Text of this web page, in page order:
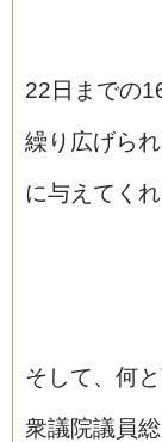
22日までの
繰り広げら
に与えてく
そして、何
衆議院議員